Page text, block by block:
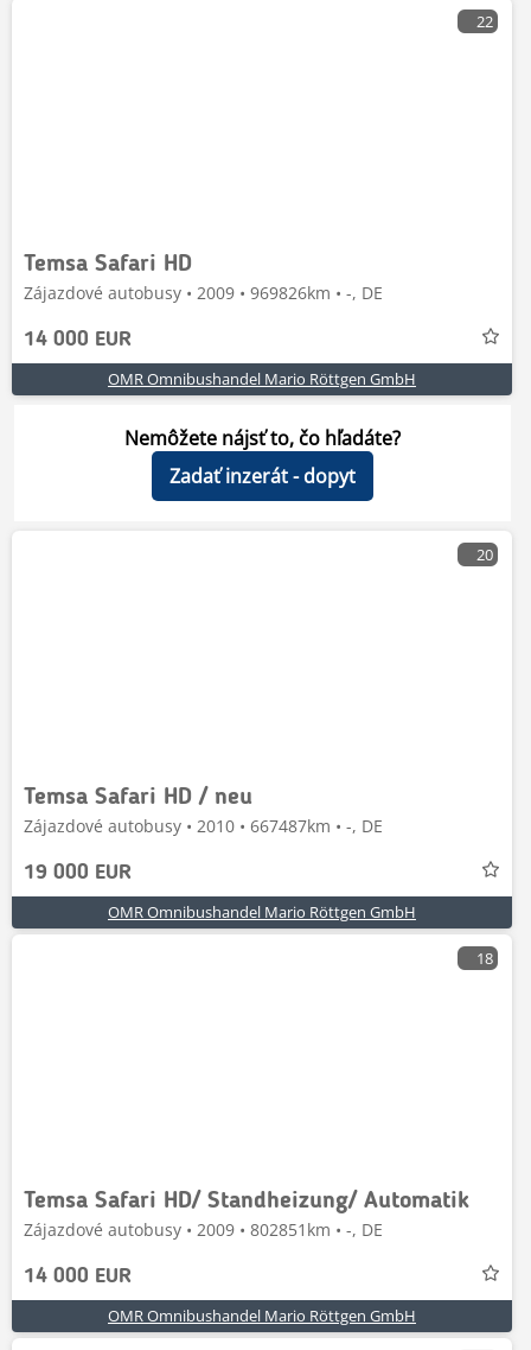
22
Temsa Safari HD
Zájazdové autobusy • 2009 • 969826km • -, DE
14 000 EUR
OMR Omnibushandel Mario Röttgen GmbH
Nemôžete nájsť to, čo hľadáte?
Zadať inzerát - dopyt
20
Temsa Safari HD / neu
Zájazdové autobusy • 2010 • 667487km • -, DE
19 000 EUR
OMR Omnibushandel Mario Röttgen GmbH
18
Temsa Safari HD/ Standheizung/ Automatik
Zájazdové autobusy • 2009 • 802851km • -, DE
14 000 EUR
OMR Omnibushandel Mario Röttgen GmbH